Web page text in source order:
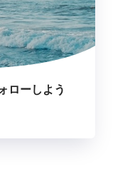
ローしよう